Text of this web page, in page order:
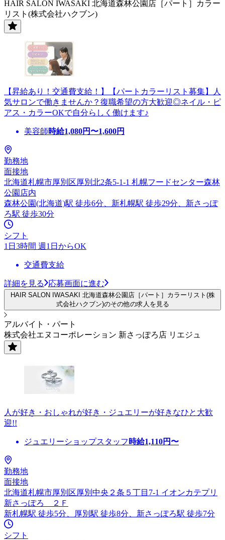
HAIR SALON IWASAKI 北海道森林公園店［パート］カラー
リスト(株式会社ハクブン)
【昇給あり！交通費支給！】【パートカラーリスト募集】人
気サロンで働きませんか？復職希望の方大歓迎◎ネイル・ピ
アス・カラーOKで自分らしく働けます♪
美容師時給1,080円〜1,600円
勤務地
面接地
北海道札幌市厚別区厚別北2条5-1-1 札幌フードセンター森林
公園店内
森林公園(北海道)駅 徒歩6分、新札幌駅 徒歩29分、新さっぽ
ろ駅 徒歩30分
シフト
1日3時間 週1日からOK
交通費支給
詳細を見る 応募画面に進む
HAIR SALON IWASAKI 北海道森林公園店［パート］カラーリスト(株
式会社ハクブン)のその他の求人を見る
アルバイト・パート
株式会社エヌコーポレーション 新さっぽろ店 リエジュ
人が好き・おしゃれが好き・ジュエリーが好きなひと大歓
迎!!
ジュエリーショップスタッフ 時給1,110円〜
勤務地
面接地
北海道札幌市厚別区厚別中央２条５丁目7-1 イオンカテプリ
新さっぽろ ２Ｆ
新札幌駅 徒歩5分、厚別駅 徒歩8分、新さっぽろ駅 徒歩7分
シフト